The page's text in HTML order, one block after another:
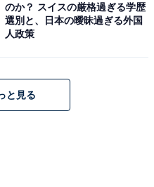
々解決しちゃうミタ
なる本作。Twitterでは
、実は口コミ買収・レシ
のか？ スイスの厳格過ぎる学歴
選別と、日本の曖昧過ぎる外国
人政策
と見る